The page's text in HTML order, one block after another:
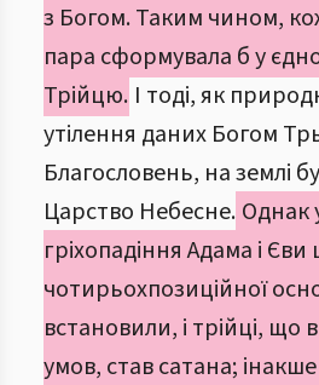
з Богом. Таким чином,
пара сформувала б у
Трійцю. І тоді, як
утілення даних Богом
Благословень, на землі
Царство Небесне. Однак
гріхопадіння Адама і
чотирьохпозиційної
встановили, і трійці, що
умов, став сатана;